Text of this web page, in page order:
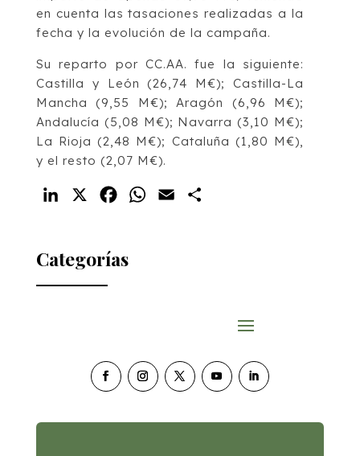
en cuenta las tasaciones realizadas a la
fecha y la evolución de la campaña.
Su reparto por CC.AA. fue la siguiente:
Castilla y León (26,74 M€); Castilla-La
Mancha (9,55 M€); Aragón (6,96 M€);
Andalucía (5,08 M€); Navarra (3,10 M€);
La Rioja (2,48 M€); Cataluña (1,80 M€),
y el resto (2,07 M€).
LinkedIn FacebookWhatsApp
Email
Categorías